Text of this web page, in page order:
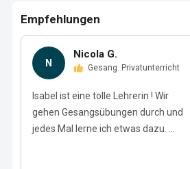
Empfehlungen
N
Nicola G.
Gesang. Privatunterricht
Isabel ist eine tolle Lehrerin ! Wir
gehen Gesangsübungen durch und
jedes Mal lerne ich etwas dazu. ...